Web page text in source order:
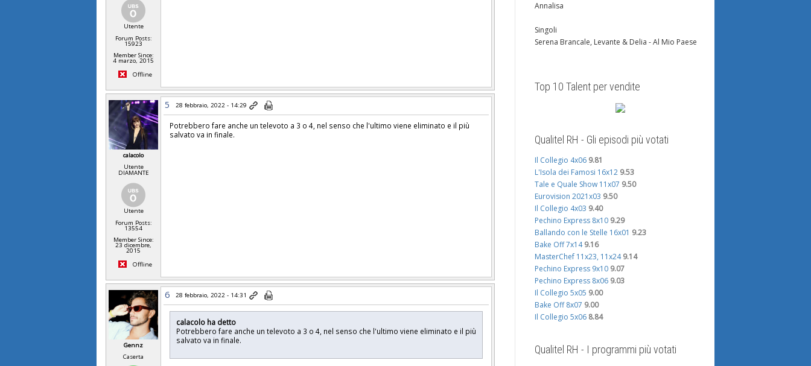
Utente
Forum Posts:
15923
Member Since:
4 marzo, 2015
Offline
calacolo
Utente
DIAMANTE
Utente
Forum Posts:
13554
Member Since:
23 dicembre,
2015
Offline
5 28 febbraio, 2022 - 14:29
Potrebbero fare anche un televoto a 3 o 4, nel senso che l'ultimo viene eliminato e il più
salvato va in finale.
Gennz
Caserta
6 28 febbraio, 2022 - 14:31
calacolo ha detto
Potrebbero fare anche un televoto a 3 o 4, nel senso che l'ultimo viene eliminato e il più
salvato va in finale.
Annalisa
Singoli
Serena Brancale, Levante & Delia - Al Mio Paese
Top 10 Talent per vendite
Qualitel RH - Gli episodi più votati
Il Collegio 4x06 9.81
L'Isola dei Famosi 16x12 9.53
Tale e Quale Show 11x07 9.50
Eurovision 2021x03 9.50
Il Collegio 4x03 9.40
Pechino Express 8x10 9.29
Ballando con le Stelle 16x01 9.23
Bake Off 7x14 9.16
MasterChef 11x23, 11x24 9.14
Pechino Express 9x10 9.07
Pechino Express 8x06 9.03
Il Collegio 5x05 9.00
Bake Off 8x07 9.00
Il Collegio 5x06 8.84
Qualitel RH - I programmi più votati